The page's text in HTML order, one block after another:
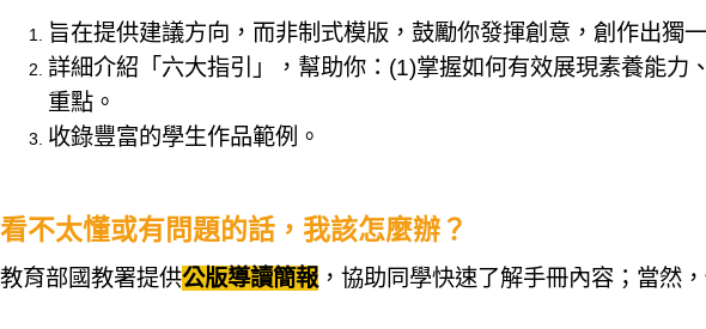
旨在提供建議方向，而非制式模版，鼓勵你發揮創意，創作出獨
詳細介紹「六大指引」，幫助你：(1)掌握如何有效展現素養能
重點。
收錄豐富的學生作品範例。
看不太懂或有問題的話，我該怎麼辦？
教育部國教署提供公版導讀簡報 ，協助同學快速了解手冊內容；當然